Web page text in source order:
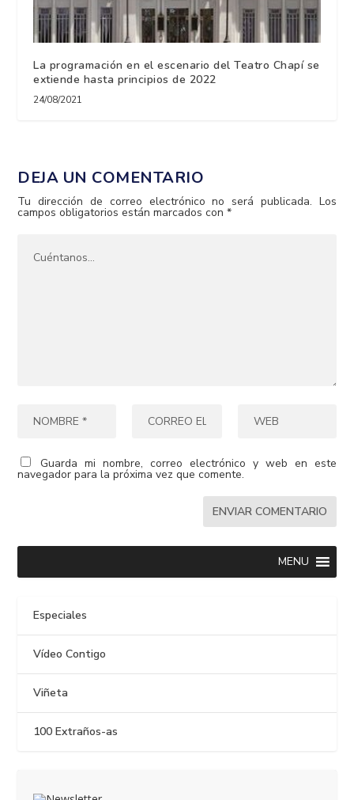
La programación en el escenario del Teatro Chapí se
extiende hasta principios de 2022
24/08/2021
DEJA UN COMENTARIO
Tu dirección de correo electrónico no será publicada. Los
campos obligatorios están marcados con*
Guarda mi nombre, correo electrónico y web en este
navegador para la próxima vez que comente.
MENU
Especiales
Vídeo Contigo
Viñeta
100 Extraños-as